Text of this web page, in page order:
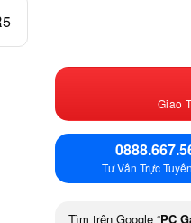
Giao
Tư Vấn Trực
Tìm trên Google “PC